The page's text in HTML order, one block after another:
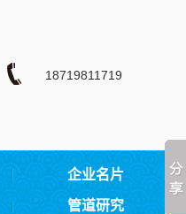
18719811719
企业名片
管道研究